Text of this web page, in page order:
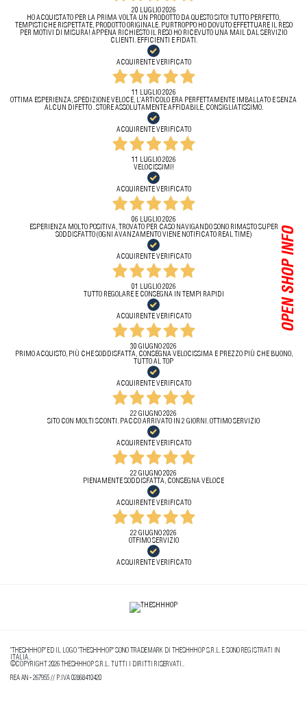
OPEN SHOP INFO
20 LUGLIO 2026
HO ACQUISTATO PER LA PRIMA VOLTA UN PRODOTTO DA QUESTO SITO! TUTTO PERFETTO,
TEMPISTICHE RISPETTATE, PRODOTTO ORIGINALE. PURTROPPO HO DOVUTO EFFETTUARE IL RESO
PER MOTIVI DI MISURA! APPENA RICHIESTO IL RESO HO RICEVUTO UNA MAIL DAL SERVIZIO
CLIENTI. EFFICIENTI E FIDATI.
ACQUIRENTE VERIFICATO
11 LUGLIO 2026
OTTIMA ESPERIENZA, SPEDIZIONE VELOCE, L’ARTICOLO ERA PERFETTAMENTE IMBALLATO E SENZA
ALCUN DIFETTO . STORE ASSOLUTAMENTE AFFIDABILE, CONSIGLIATISSIMO.
ACQUIRENTE VERIFICATO
11 LUGLIO 2026
VELOCISSIMI!
ACQUIRENTE VERIFICATO
06 LUGLIO 2026
ESPERIENZA MOLTO POSITIVA, TROVATO PER CASO NAVIGANDO SONO RIMASTO SUPER
SODDISFATTO (OGNI AVANZAMENTO VIENE NOTIFICATO REAL TIME)
ACQUIRENTE VERIFICATO
01 LUGLIO 2026
TUTTO REGOLARE E CONSEGNA IN TEMPI RAPIDI
ACQUIRENTE VERIFICATO
30 GIUGNO 2026
PRIMO ACQUISTO, PIÙ CHE SODDISFATTA, CONSEGNA VELOCISSIMA E PREZZO PIÙ CHE BUONO,
TUTTO AL TOP
ACQUIRENTE VERIFICATO
22 GIUGNO 2026
SITO CON MOLTI SCONTI. PACCO ARRIVATO IN 2 GIORNI. OTTIMO SERVIZIO
ACQUIRENTE VERIFICATO
22 GIUGNO 2026
PIENAMENTE SODDISFATTA, CONSEGNA VELOCE
ACQUIRENTE VERIFICATO
22 GIUGNO 2026
OTFIMO SERVIZIO
ACQUIRENTE VERIFICATO
"THESHHHOP" ED IL LOGO "THESHHHOP" SONO TRADEMARK DI THESHHHOP S.R.L. E SONO REGISTRATI IN
ITALIA..
©COPYRIGHT 2026 THESHHHOP S.R.L. TUTTI I DIRITTI RISERVATI..
REA AN - 267955 // P.IVA 02868410420